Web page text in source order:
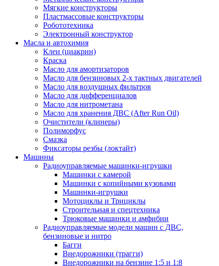
Мягкие конструкторы
Пластмассовые конструкторы
Робототехника
Электронный конструктор
Масла и автохимия
Клеи (циакрин)
Краска
Масло для амортизаторов
Масло для бензиновых 2-х тактных двигателей
Масло для воздушных фильтров
Масло для дифференциалов
Масло для нитрометана
Масло для хранения ДВС (After Run Oil)
Очистители (клинеры)
Полиморфус
Смазка
Фиксаторы резбы (локтайт)
Машины
Радиоуправляемые машинки-игрушки
Машинки с камерой
Машинки с копийными кузовами
Машинки-игрушки
Мотоциклы и Трициклы
Строительная и спецтехника
Трюковые машинки и амфибии
Радиоуправляемые модели машин с ДВС,
бензиновые и нитро
Багги
Внедорожники (трагги)
Внедорожники на бензине 1:5 и 1:8